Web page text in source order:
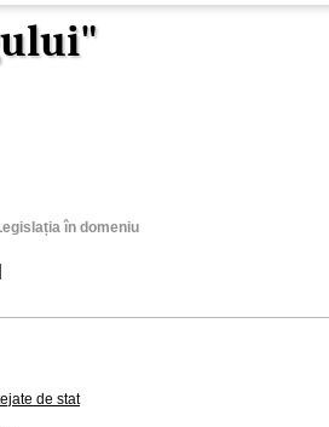
în domeniu
de stat